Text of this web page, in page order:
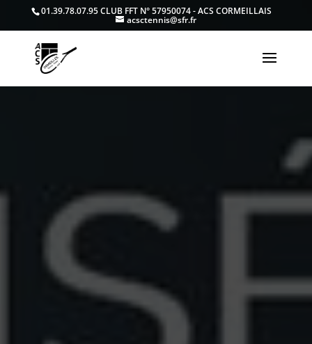
01.39.78.07.95CLUB FFT N° 57950074 - ACS CORMEILLAIS
acsctennis@sfr.fr